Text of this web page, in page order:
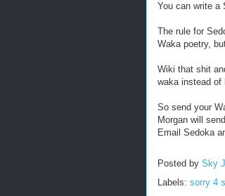
You can write a
The rule for
Waka poetry,
Wiki that shit
waka instead
So send your
Morgan will
Email Sedoka
Posted by Sky
Labels: sorry 4